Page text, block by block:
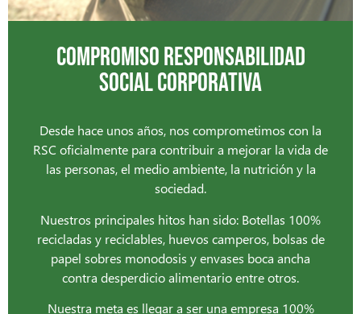
COMPROMISO RESPONSABILIDAD
SOCIAL CORPORATIVA
Desde hace unos años, nos comprometimos con la
RSC oficialmente para contribuir a mejorar la vida de
las personas, el medio ambiente, la nutrición y la
sociedad.
Nuestros principales hitos han sido: Botellas 100%
recicladas y reciclables, huevos camperos, bolsas de
papel sobres monodosis y envases boca ancha
contra desperdicio alimentario entre otros.
Nuestra meta es llegar a ser una empresa 100%